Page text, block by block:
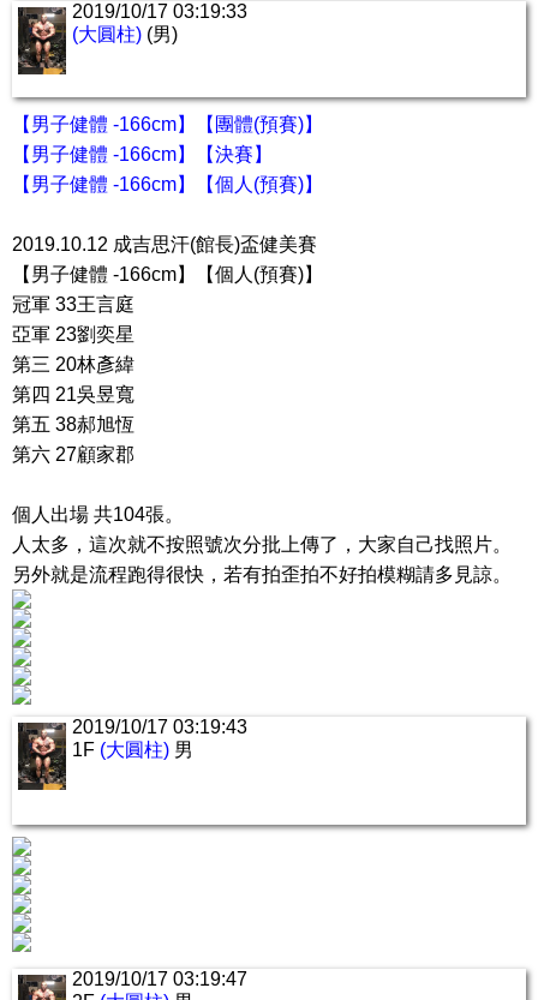
2019/10/17 03:19:33
(大圓柱) (男)
【男子健體 -166cm】【團體(預賽)】
【男子健體 -166cm】【決賽】
【男子健體 -166cm】【個人(預賽)】
2019.10.12 成吉思汗(館長)盃健美賽
【男子健體 -166cm】【個人(預賽)】
冠軍 33王言庭
亞軍 23劉奕星
第三 20林彥緯
第四 21吳昱寬
第五 38郝旭恆
第六 27顧家郡
個人出場 共104張。
人太多，這次就不按照號次分批上傳了，大家自己找照片。
另外就是流程跑得很快，若有拍歪拍不好拍模糊請多見諒。
2019/10/17 03:19:43
1F (大圓柱) 男
2019/10/17 03:19:47